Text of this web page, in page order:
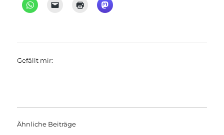
Gefällt mir:
Ähnliche Beiträge